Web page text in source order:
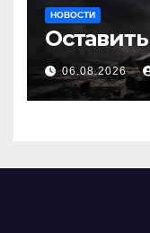
НОВОСТИ
06.08.2026